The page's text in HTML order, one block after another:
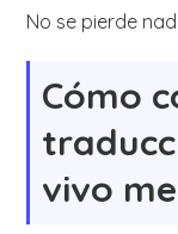
No se pierde
Cómo
vivo